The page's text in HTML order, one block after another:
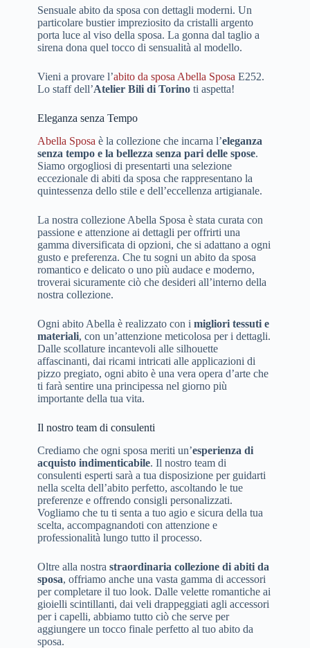
Sensuale abito da sposa con dettagli moderni. Un
particolare bustier impreziosito da cristalli argento
porta luce al viso della sposa. La gonna dal taglio a
sirena dona quel tocco di sensualità al modello.
Vieni a provare l’abito da sposa Abella Sposa E252.
Lo staff dell’Atelier Bili di Torinoti aspetta!
Eleganza senza Tempo
Abella Sposa è la collezione che incarna l’eleganza
senza tempo e la bellezza senza pari delle spose.
Siamo orgogliosi di presentarti una selezione
eccezionale di abiti da sposa che rappresentano la
quintessenza dello stile e dell’eccellenza artigianale.
La nostra collezione Abella Sposa è stata curata con
passione e attenzione ai dettagli per offrirti una
gamma diversificata di opzioni, che si adattano a ogni
gusto e preferenza. Che tu sogni un abito da sposa
romantico e delicato o uno più audace e moderno,
troverai sicuramente ciò che desideri all’interno della
nostra collezione.
Ogni abito Abella è realizzato con i migliori tessuti e
materiali, con un’attenzione meticolosa per i dettagli.
Dalle scollature incantevoli alle silhouette
affascinanti, dai ricami intricati alle applicazioni di
pizzo pregiato, ogni abito è una vera opera d’arte che
ti farà sentire una principessa nel giorno più
importante della tua vita.
Il nostro team di consulenti
Crediamo che ogni sposa meriti un’esperienza di
acquisto indimenticabile. Il nostro team di
consulenti esperti sarà a tua disposizione per guidarti
nella scelta dell’abito perfetto, ascoltando le tue
preferenze e offrendo consigli personalizzati.
Vogliamo che tu ti senta a tuo agio e sicura della tua
scelta, accompagnandoti con attenzione e
professionalità lungo tutto il processo.
Oltre alla nostra straordinaria collezione di abiti da
sposa, offriamo anche una vasta gamma di accessori
per completare il tuo look. Dalle velette romantiche ai
gioielli scintillanti, dai veli drappeggiati agli accessori
per i capelli, abbiamo tutto ciò che serve per
aggiungere un tocco finale perfetto al tuo abito da
sposa.